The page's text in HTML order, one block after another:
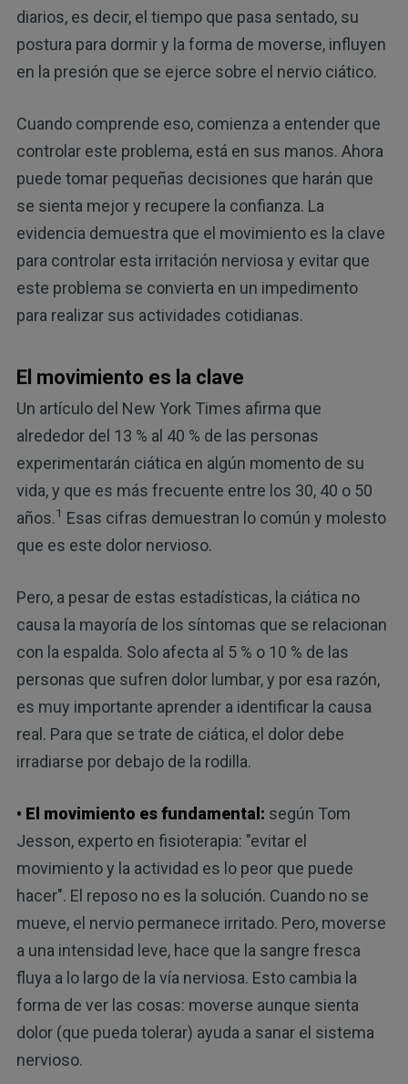
diarios, es decir, el tiempo que pasa sentado, su
postura para dormir y la forma de moverse, influyen
en la presión que se ejerce sobre el nervio ciático.
Cuando comprende eso, comienza a entender que
controlar este problema, está en sus manos. Ahora
puede tomar pequeñas decisiones que harán que
se sienta mejor y recupere la confianza. La
evidencia demuestra que el movimiento es la clave
para controlar esta irritación nerviosa y evitar que
este problema se convierta en un impedimento
para realizar sus actividades cotidianas.
El movimiento es la clave
Un artículo del New York Times afirma que
alrededor del 13 % al 40 % de las personas
experimentarán ciática en algún momento de su
vida, y que es más frecuente entre los 30, 40 o 50
años.1 Esas cifras demuestran lo común y molesto
que es este dolor nervioso.
Pero, a pesar de estas estadísticas, la ciática no
causa la mayoría de los síntomas que se relacionan
con la espalda. Solo afecta al 5 % o 10 % de las
personas que sufren dolor lumbar, y por esa razón,
es muy importante aprender a identificar la causa
real. Para que se trate de ciática, el dolor debe
irradiarse por debajo de la rodilla.
• El movimiento es fundamental: según Tom
Jesson, experto en fisioterapia: "evitar el
movimiento y la actividad es lo peor que puede
hacer". El reposo no es la solución. Cuando no se
mueve, el nervio permanece irritado. Pero, moverse
a una intensidad leve, hace que la sangre fresca
fluya a lo largo de la vía nerviosa. Esto cambia la
forma de ver las cosas: moverse aunque sienta
dolor (que pueda tolerar) ayuda a sanar el sistema
nervioso.